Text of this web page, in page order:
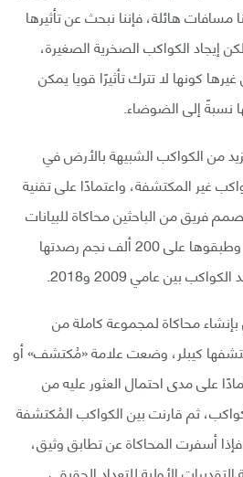
مسافات هائلة، فإننا نبحث عن تأثيرها
إيجاد الكواكب الصخرية الصغيرة،
كونها لا تترك تأثيرًا قويا يمكن
نسبةً إلى الضوضاء.
من الكواكب الشبيهة بالأرض في
غير المكتشفة، واعتمادًا على تقنية
فريق من الباحثين محاكاة للبيانات
انطلاقًا من معايير نموذجية، وطبقوها على 200 ألف نجم رصدتها
بين عامي 2009 و2018.
محاكاة لمجموعة كاملة من
كيبلر، وضعت علامة «مُكتشف» أو
على مدى احتمال العثور عليه من
ثم قارنت بين الكواكب المُكتشفة
أسفرت المحاكاة عن تطابق وثيق،